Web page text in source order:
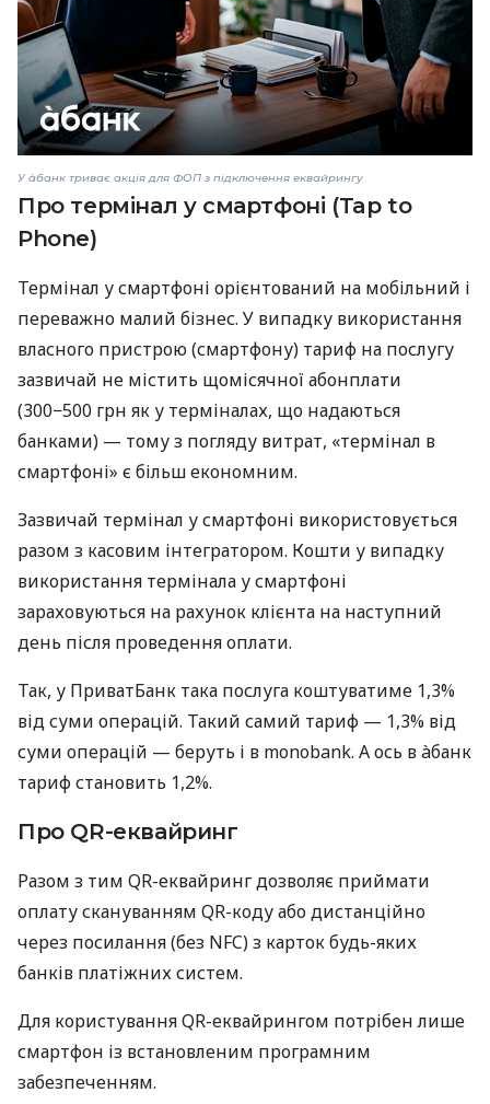
У àбанк триває акція для ФОП з підключення еквайрингу
Про термінал у смартфоні (Tap to
Phone)
Термінал у смартфоні орієнтований на мобільний і
переважно малий бізнес. У випадку використання
власного пристрою (смартфону) тариф на послугу
зазвичай не містить щомісячної абонплати
(300−500 грн як у терміналах, що надаються
банками) — тому з погляду витрат, «термінал в
смартфоні» є більш економним.
Зазвичай термінал у смартфоні використовується
разом з касовим інтегратором. Кошти у випадку
використання термінала у смартфоні
зараховуються на рахунок клієнта на наступний
день після проведення оплати.
Так, у ПриватБанк така послуга коштуватиме 1,3%
від суми операцій. Такий самий тариф — 1,3% від
суми операцій — беруть і в monobank. А ось в àбанк
тариф становить 1,2%.
Про QR-еквайринг
Разом з тим QR-еквайринг дозволяє приймати
оплату скануванням QR-коду або дистанційно
через посилання (без NFC) з карток будь-яких
банків платіжних систем.
Для користування QR-еквайрингом потрібен лише
смартфон із встановленим програмним
забезпеченням.